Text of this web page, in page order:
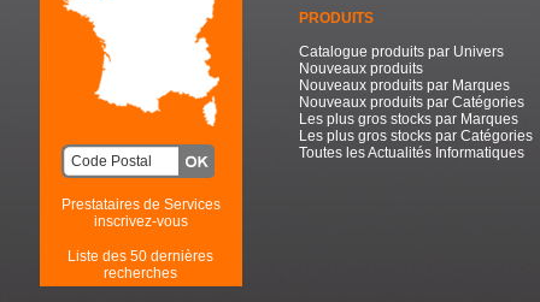
Prestataires de Services
inscrivez-vous
Liste des 50 dernières
recherches
PRODUITS
Catalogue produits par Univers
Nouveaux produits
Nouveaux produits par Marques
Nouveaux produits par Catégories
Les plus gros stocks par Marques
Les plus gros stocks par Catégories
Toutes les Actualités Informatiques